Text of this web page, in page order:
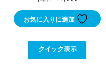
お気に入りに追加
クイック表示